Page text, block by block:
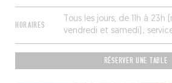
HORAIRES
Tous les jours, de 11h à 23h
vendredi et samedi) ;
22h non-stop (23h le week-
RÉSERVER UNE TABLE